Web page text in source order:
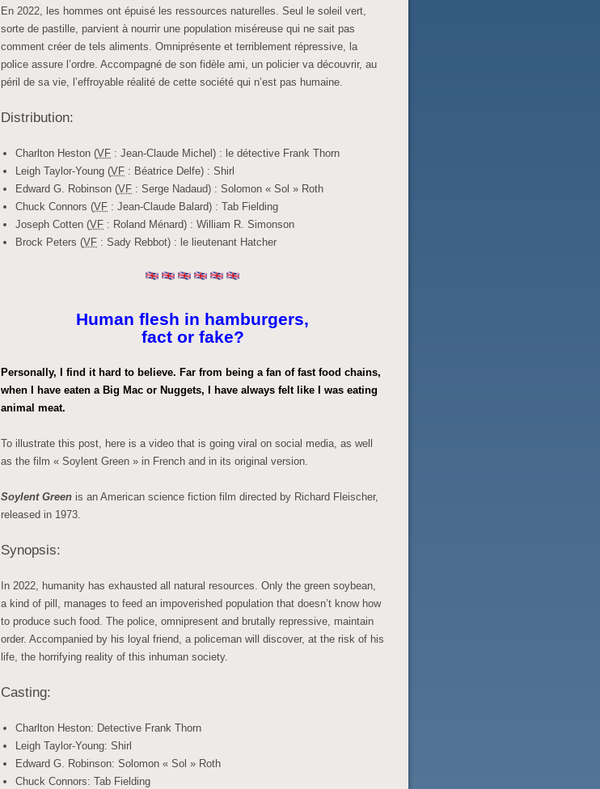
En 2022, les hommes ont épuisé les ressources naturelles. Seul le soleil vert,
sorte de pastille, parvient à nourrir une population miséreuse qui ne sait pas
comment créer de tels aliments. Omniprésente et terriblement répressive, la
police assure l’ordre. Accompagné de son fidèle ami, un policier va découvrir, au
péril de sa vie, l’effroyable réalité de cette société qui n’est pas humaine.
Distribution:
Charlton Heston (VF : Jean-Claude Michel) : le détective Frank Thorn
Leigh Taylor-Young (VF : Béatrice Delfe) : Shirl
Edward G. Robinson (VF : Serge Nadaud) : Solomon « Sol » Roth
Chuck Connors (VF : Jean-Claude Balard) : Tab Fielding
Joseph Cotten (VF : Roland Ménard) : William R. Simonson
Brock Peters (VF : Sady Rebbot) : le lieutenant Hatcher
Human flesh in hamburgers,
fact or fake?
Personally, I find it hard to believe. Far from being a fan of fast food chains,
when I have eaten a Big Mac or Nuggets, I have always felt like I was eating
animal meat.
To illustrate this post, here is a video that is going viral on social media, as well
as the film « Soylent Green » in French and in its original version.
Soylent Green is an American science fiction film directed by Richard Fleischer,
released in 1973.
Synopsis:
In 2022, humanity has exhausted all natural resources. Only the green soybean,
a kind of pill, manages to feed an impoverished population that doesn’t know how
to produce such food. The police, omnipresent and brutally repressive, maintain
order. Accompanied by his loyal friend, a policeman will discover, at the risk of his
life, the horrifying reality of this inhuman society.
Casting:
Charlton Heston: Detective Frank Thorn
Leigh Taylor-Young: Shirl
Edward G. Robinson: Solomon « Sol » Roth
Chuck Connors: Tab Fielding